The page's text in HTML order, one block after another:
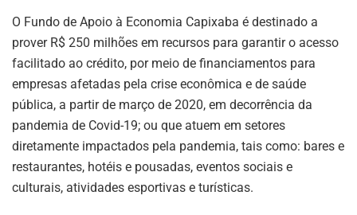
O Fundo de Apoio à Economia Capixaba é destinado a
prover R$ 250 milhões em recursos para garantir o acesso
facilitado ao crédito, por meio de financiamentos para
empresas afetadas pela crise econômica e de saúde
pública, a partir de março de 2020, em decorrência da
pandemia de Covid-19; ou que atuem em setores
diretamente impactados pela pandemia, tais como: bares e
restaurantes, hotéis e pousadas, eventos sociais e
culturais, atividades esportivas e turísticas.